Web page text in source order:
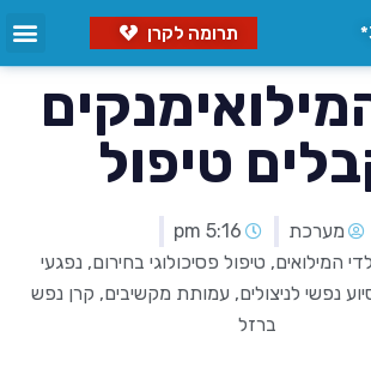
תרומה לקרן
טיפול
מערכת
5:16 pm
המילואים, טיפול פסיכולוגי בחירום,נפגעי
נפשי לניצולים, עמותת מקשיבים, קרן נפש
ברזל